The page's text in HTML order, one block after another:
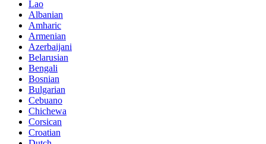
Lao
Albanian
Amharic
Armenian
Azerbaijani
Belarusian
Bengali
Bosnian
Bulgarian
Cebuano
Chichewa
Corsican
Croatian